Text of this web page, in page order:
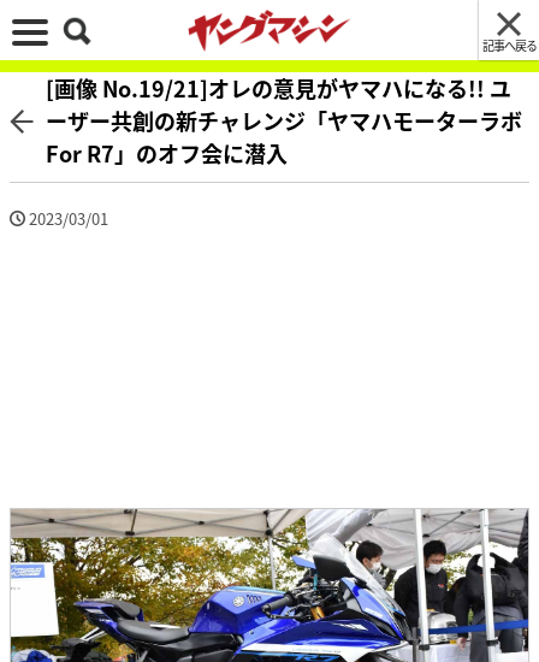
記事へ戻る
[画像 No.19/21]オレの意見がヤマハになる!! ユ
ーザー共創の新チャレンジ「ヤマハモーターラボ
For R7」のオフ会に潜入
2023/03/01